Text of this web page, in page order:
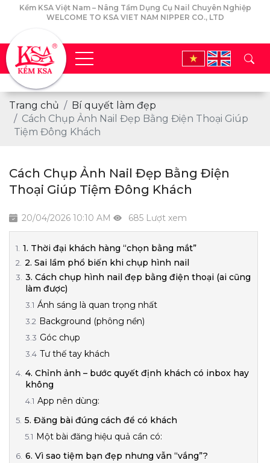
Kềm KSA Việt Nam – Nâng Tầm Dụng Cụ Nail Chuyên Nghiệp
WELCOME TO KSA VIET NAM NIPPER CO., LTD
Trang chủ
Bí quyết làm đẹp
Cách Chụp Ảnh Nail Đẹp Bằng Điện Thoại Giúp
Tiệm Đông Khách
Cách Chụp Ảnh Nail Đẹp Bằng Điện
Thoại Giúp Tiệm Đông Khách
20/04/2026 10:10 AM 685 Lượt xem
1. Thời đại khách hàng “chọn bằng mắt”
2. Sai lầm phổ biến khi chụp hình nail
3. Cách chụp hình nail đẹp bằng điện thoại (ai cũng
làm được)
Ánh sáng là quan trọng nhất
Background (phông nền)
Góc chụp
Tư thế tay khách
4. Chỉnh ảnh – bước quyết định khách có inbox hay
không
App nên dùng:
5. Đăng bài đúng cách để có khách
Một bài đăng hiệu quả cần có:
6. Vì sao tiệm bạn đẹp nhưng vẫn “vắng”?